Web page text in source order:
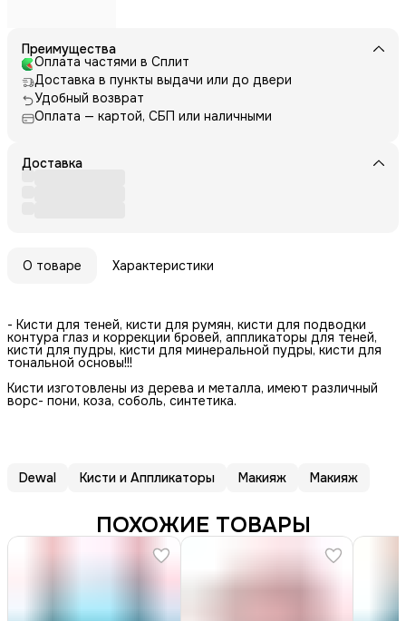
Преимущества
Оплата частями в Сплит
Доставка в пункты выдачи или до двери
Удобный возврат
Оплата — картой, СБП или наличными
Доставка
О товаре Характеристики
- Кисти для теней, кисти для румян, кисти для подводки
контура глаз и коррекции бровей, аппликаторы для теней,
кисти для пудры, кисти для минеральной пудры, кисти для
тональной основы!!!
Кисти изготовлены из дерева и металла, имеют различный
ворс- пони, коза, соболь, синтетика.
Dewal Кисти и Аппликаторы Макияж Макияж
ПОХОЖИЕ ТОВАРЫ